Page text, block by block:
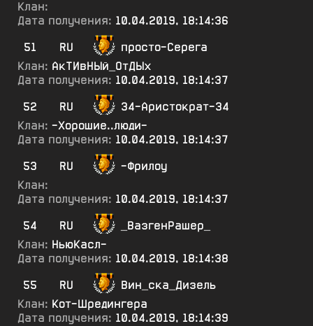
Клан:
Дата получения: 10.04.2019, 18:14:36
51
RU
просто-Серега
Клан: АкТИвНЫй_ОтДЫх
Дата получения: 10.04.2019, 18:14:37
52
RU
34-Аристократ-34
Клан: -Хорошие..люди-
Дата получения: 10.04.2019, 18:14:37
53
RU
-Фрилоу
Клан:
Дата получения: 10.04.2019, 18:14:37
54
RU
_ВазгенРашер_
Клан: НьюКасл-
Дата получения: 10.04.2019, 18:14:38
55
RU
Вин_ска_Дизель
Клан: Кот-Шредингера
Дата получения: 10.04.2019, 18:14:39